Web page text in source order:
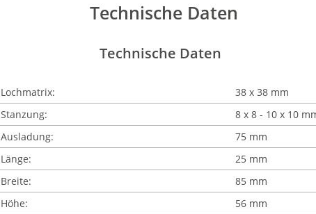
Technische Daten
Technische Daten
Lochmatrix:
38 x 38 mm
Stanzung:
8 x 8 - 10 x 10
Ausladung:
75 mm
Länge:
25 mm
Breite:
85 mm
Höhe:
56 mm